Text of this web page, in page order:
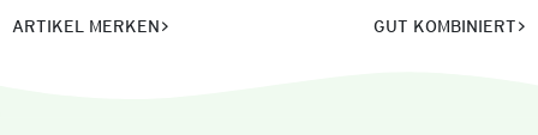
ARTIKEL MERKEN GUT KOMBINIERT